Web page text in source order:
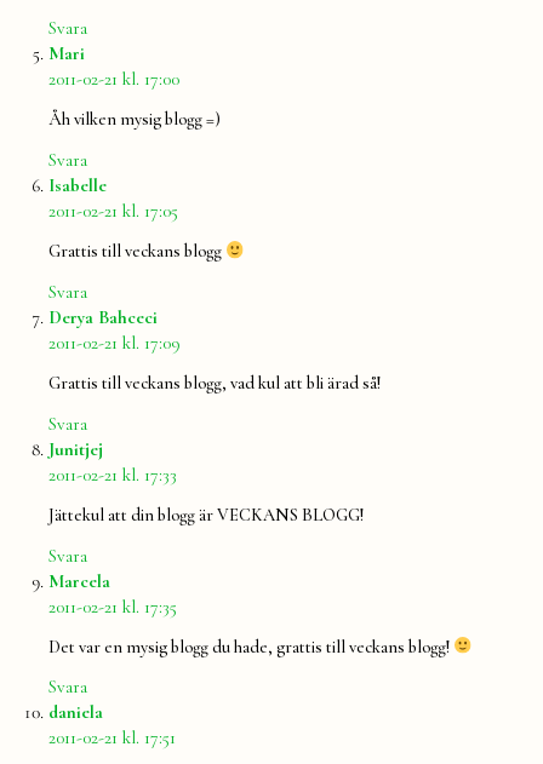
Svara
Mari
2011-02-21 kl. 17:00
Åh vilken mysig blogg =)
Svara
Isabellesäger:
2011-02-21 kl. 17:05
Grattis till veckans blogg
Svara
Derya Bahceci
2011-02-21 kl. 17:09
Grattis till veckans blogg, vad kul att bli ärad så!
Svara
Junitjej
2011-02-21 kl. 17:33
Jättekul att din blogg är VECKANS BLOGG!
Svara
Marcela
2011-02-21 kl. 17:35
Det var en mysig blogg du hade, grattis till veckans blogg!
Svara
daniela
2011-02-21 kl. 17:51